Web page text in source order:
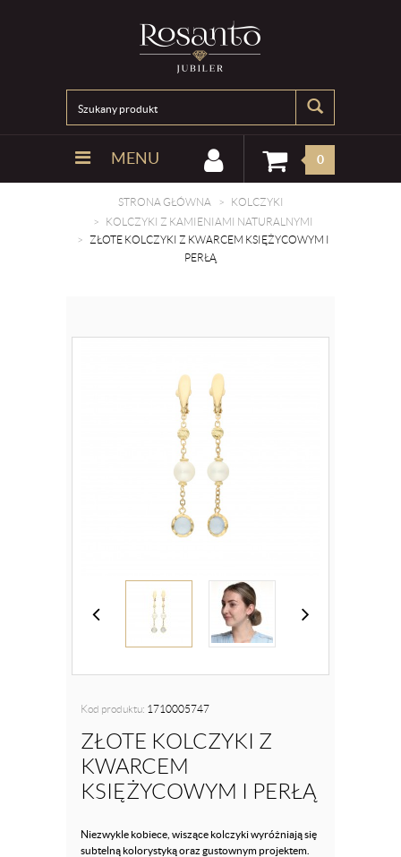
MENU 0
STRONA GŁÓWNA
KOLCZYKI
KOLCZYKI Z KAMIENIAMI NATURALNYMI
ZŁOTE KOLCZYKI Z KWARCEM KSIĘŻYCOWYM I
PERŁĄ
Kod produktu: 1710005747
ZŁOTE KOLCZYKI Z
KWARCEM
KSIĘŻYCOWYM I PERŁĄ
Niezwykle kobiece, wiszące kolczyki wyróżniają się
subtelną kolorystyką oraz gustownym projektem.